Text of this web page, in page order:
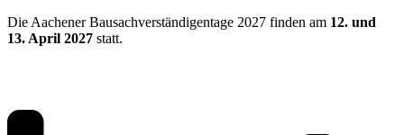
Die Aachener Bausachverständigentage 2027 finden am 12. und
13. April 2027 statt.